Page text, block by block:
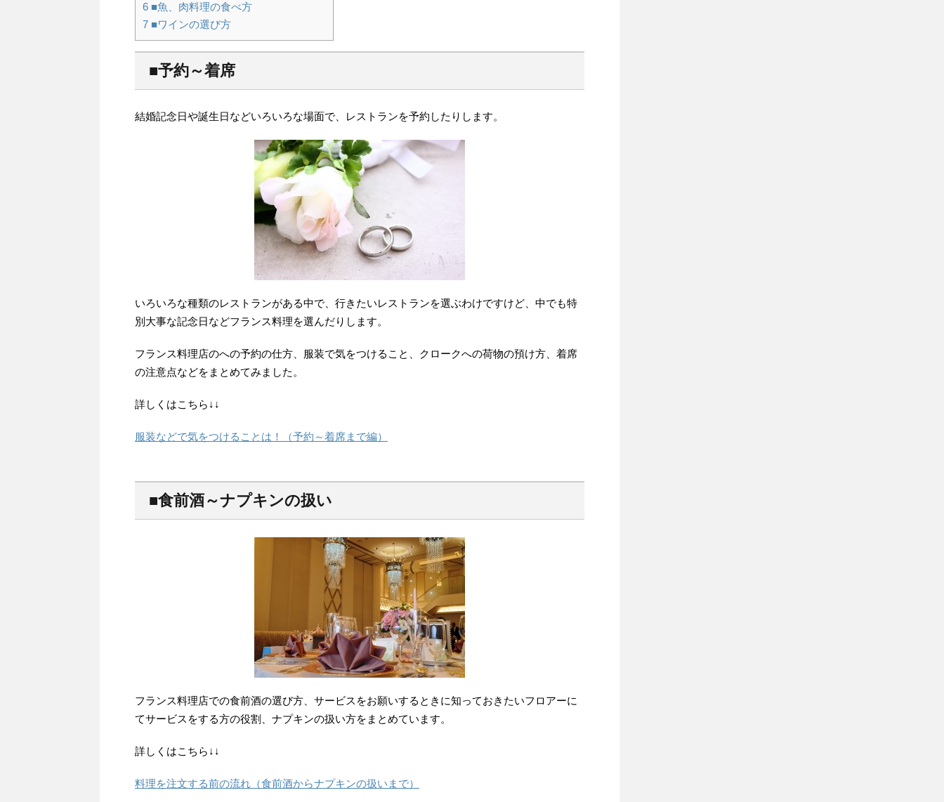
6 ■魚、肉料理の食べ方
7 ■ワインの選び方
■予約～着席
結婚記念日や誕生日などいろいろな場面で、レストランを予約したりします。
いろいろな種類のレストランがある中で、行きたいレストランを選ぶわけですけど、中でも特
別大事な記念日などフランス料理を選んだりします。
フランス料理店のへの予約の仕方、服装で気をつけること、クロークへの荷物の預け方、着席
の注意点などをまとめてみました。
詳しくはこちら↓↓
服装などで気をつけることは！（予約～着席まで編）
■食前酒～ナプキンの扱い
フランス料理店での食前酒の選び方、サービスをお願いするときに知っておきたいフロアーに
てサービスをする方の役割、ナプキンの扱い方をまとめています。
詳しくはこちら↓↓
料理を注文する前の流れ（食前酒からナプキンの扱いまで）